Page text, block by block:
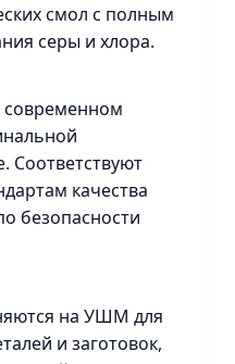
смол с полным
серы и хлора.
современном
Соответствуют
качества
безопасности
на УШМ для
и заготовок,